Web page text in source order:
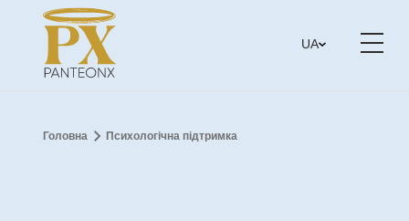
UA
Головна Психологічна підтримка